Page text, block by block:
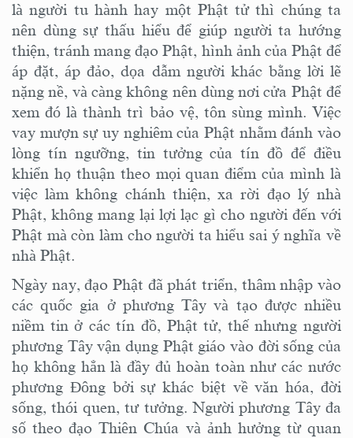
là người tu hành hay một Phật tử thì chúng ta
nên dùng sự thấu hiểu để giúp người ta hướng
thiện, tránh mang đạo Phật, hình ảnh của Phật để
áp đặt, áp đảo, dọa dẫm người khác bằng lời lẽ
nặng nề, và càng không nên dùng nơi cửa Phật để
xem đó là thành trì bảo vệ, tôn sùng mình. Việc
vay mượn sự uy nghiêm của Phật nhằm đánh vào
lòng tín ngưỡng, tin tưởng của tín đồ để điều
khiển họ thuận theo mọi quan điểm của mình là
việc làm không chánh thiện, xa rời đạo lý nhà
Phật, không mang lại lợi lạc gì cho người đến với
Phật mà còn làm cho người ta hiểu sai ý nghĩa về
nhà Phật.
Ngày nay, đạo Phật đã phát triển, thâm nhập vào
các quốc gia ở phương Tây và tạo được nhiều
niềm tin ở các tín đồ, Phật tử, thế nhưng người
phương Tây vận dụng Phật giáo vào đời sống của
họ không hẳn là đầy đủ hoàn toàn như các nước
phương Đông bởi sự khác biệt về văn hóa, đời
sống, thói quen, tư tưởng. Người phương Tây đa
số theo đạo Thiên Chúa và ảnh hưởng từ quan